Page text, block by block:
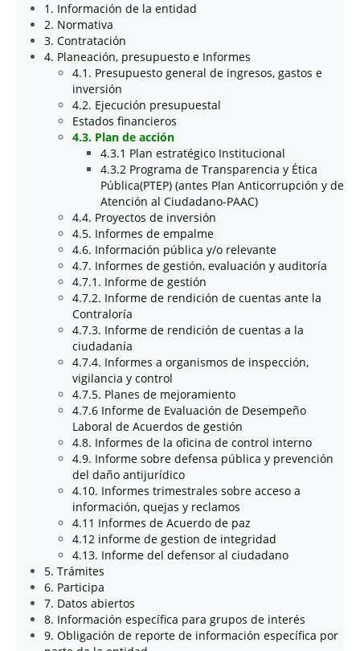
1. Información de la entidad
2. Normativa
3. Contratación
4. Planeación, presupuesto e Informes
4.1. Presupuesto general de ingresos, gastos e
inversión
4.2. Ejecución presupuestal
Estados financieros
4.3. Plan de acción
4.3.1 Plan estratégico Institucional
4.3.2 Programa de Transparencia y Ética
Pública(PTEP) (antes Plan Anticorrupción y de
Atención al Ciudadano-PAAC)
4.4. Proyectos de inversión
4.5. Informes de empalme
4.6. Información pública y/o relevante
4.7. Informes de gestión, evaluación y auditoría
4.7.1. Informe de gestión
4.7.2. Informe de rendición de cuentas ante la
Contraloría
4.7.3. Informe de rendición de cuentas a la
ciudadanía
4.7.4. Informes a organismos de inspección,
vigilancia y control
4.7.5. Planes de mejoramiento
4.7.6 Informe de Evaluación de Desempeño
Laboral de Acuerdos de gestión
4.8. Informes de la oficina de control interno
4.9. Informe sobre defensa pública y prevención
del daño antijurídico
4.10. Informes trimestrales sobre acceso a
información, quejas y reclamos
4.11 Informes de Acuerdo de paz
4.12 informe de gestion de integridad
4.13. Informe del defensor al ciudadano
5. Trámites
6. Participa
7. Datos abiertos
8. Información específica para grupos de interés
9. Obligación de reporte de información específica por